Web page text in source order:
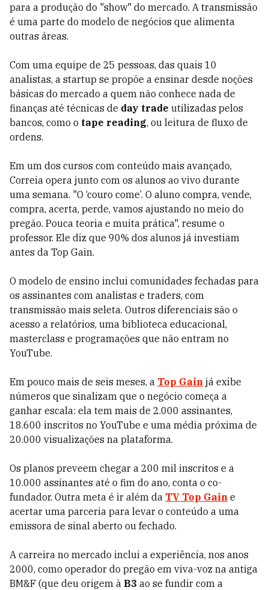
para a produção do "show" do mercado. A transmissão
é uma parte do modelo de negócios que alimenta
outras áreas.
Com uma equipe de 25 pessoas, das quais 10
analistas, a startup se propõe a ensinar desde noções
básicas do mercado a quem não conhece nada de
finanças até técnicas de day trade utilizadas pelos
bancos, como o tape reading, ou leitura de fluxo de
ordens.
Em um dos cursos com conteúdo mais avançado,
Correia opera junto com os alunos ao vivo durante
uma semana. "O ‘couro come’. O aluno compra, vende,
compra, acerta, perde, vamos ajustando no meio do
pregão. Pouca teoria e muita prática", resume o
professor. Ele diz que 90% dos alunos já investiam
antes da Top Gain.
O modelo de ensino inclui comunidades fechadas para
os assinantes com analistas e traders, com
transmissão mais seleta. Outros diferenciais são o
acesso a relatórios, uma biblioteca educacional,
masterclass e programações que não entram no
YouTube.
Em pouco mais de seis meses, a Top Gain já exibe
números que sinalizam que o negócio começa a
ganhar escala: ela tem mais de 2.000 assinantes,
18.600 inscritos no YouTube e uma média próxima de
20.000 visualizações na plataforma.
Os planos preveem chegar a 200 mil inscritos e a
10.000 assinantes até o fim do ano, conta o co-
fundador. Outra meta é ir além da TV Top Gain e
acertar uma parceria para levar o conteúdo a uma
emissora de sinal aberto ou fechado.
A carreira no mercado inclui a experiência, nos anos
2000, como operador do pregão em viva-voz na antiga
BM&F (que deu origem à B3 ao se fundir com a